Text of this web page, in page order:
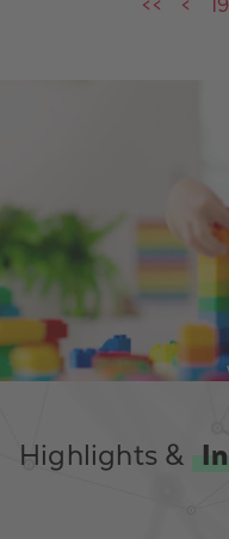
die Zukunft – die
Highlights &